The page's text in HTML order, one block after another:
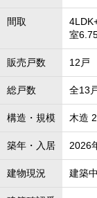
間取
室
販売戸数 12戸
総戸数 全13
構造・規模 木造
築年・入居 2026
建物現況 建築中